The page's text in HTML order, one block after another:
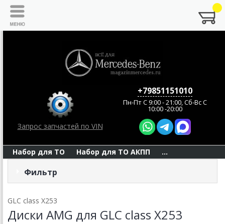
Запрос запчастей по VIN
+79851151010
Пн-Пт C 9:00 - 21:00, Сб-Вс С
10:00 -20:00
Набор для ТО Набор для ТО АКПП ...
Фильтр
GLC class X253
Диски AMG для GLC class X253